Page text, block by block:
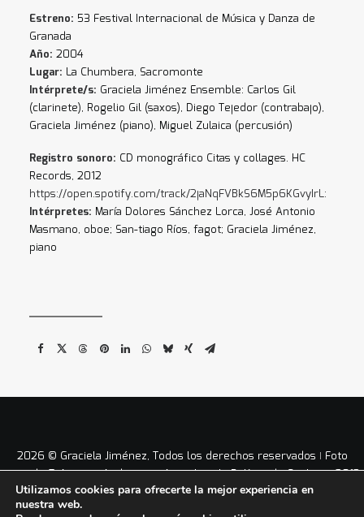
Estreno: 53 Festival Internacional de Música y Danza de
Granada
Año: 2004
Lugar: La Chumbera, Sacromonte
Intérprete/s: Graciela Jiménez Ensemble: Carlos Gil
(clarinete), Rogelio Gil (saxos), Diego Tejedor (contrabajo),
Graciela Jiménez (piano), Miguel Zulaica (percusión)
Registro sonoro: CD monográfico Citas y collages. HC
Records, 2012
https://open.spotify.com/track/2jaNqFVBkS6M5p6KGvyIrL:
Intérpretes: María Dolores Sánchez Lorca, José Antonio
Masmano, oboe; San-tiago Ríos, fagot; Graciela Jiménez,
piano
2026 © Graciela Jiménez, Todos los derechos reservados ǀ Foto
portada © Antonio Arabesco ǀAviso LegalǀPolítica de Cookiesǀ 2012
– 2026 ǀ
Utilizamos cookies para ofrecerte la mejor experiencia en
nuestra web.